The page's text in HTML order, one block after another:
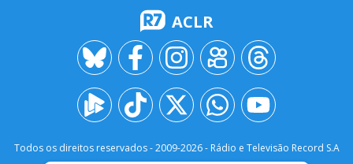
ACLR
Todos os direitos reservados - 2009-2026- Rádio e Televisão Record S.A